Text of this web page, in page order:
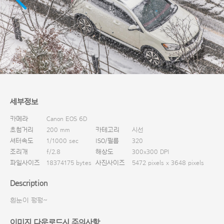
세부정보
카메라
Canon EOS 6D
초첨거리
200 mm 카테고리
시선
셔터속도
1/1000 sec ISO/필름
320
조리개
f/2.8 해상도
300x300 DPI
파일사이즈
18374175 bytes 사진사이즈 5472 pixels x 3648 pixels
Description
흰눈이 펑펑~
이미지 다운로드시 주의사항